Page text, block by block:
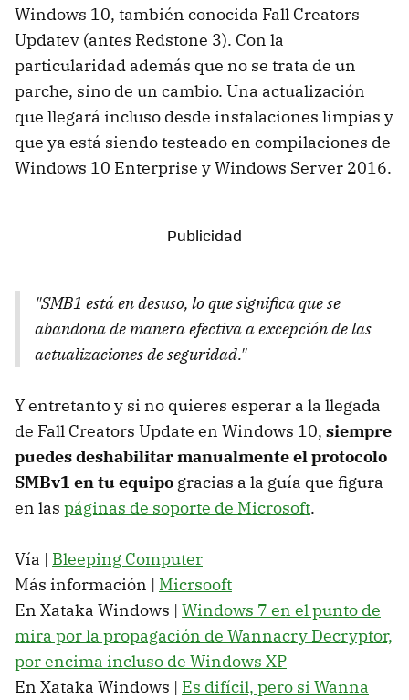
Windows 10, también conocida Fall Creators
Updatev (antes Redstone 3). Con la
particularidad además que no se trata de un
parche, sino de un cambio. Una actualización
que llegará incluso desde instalaciones limpias y
que ya está siendo testeado en compilaciones de
Windows 10 Enterprise y Windows Server 2016.
"SMB1 está en desuso, lo que significa que se
abandona de manera efectiva a excepción de las
actualizaciones de seguridad."
Y entretanto y si no quieres esperar a la llegada
de Fall Creators Update en Windows 10, siempre
puedes deshabilitar manualmente el protocolo
SMBv1 en tu equipo gracias a la guía que figura
en las páginas de soporte de Microsoft.
Vía | Bleeping Computer
Más información | Micrsooft
En Xataka Windows | Windows 7 en el punto de
mira por la propagación de Wannacry Decryptor,
por encima incluso de Windows XP
En Xataka Windows | Es difícil, pero si Wanna